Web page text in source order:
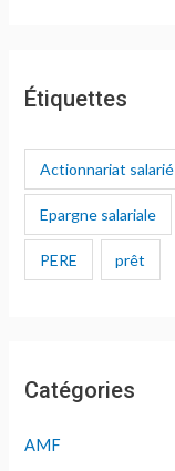
Étiquettes
Actionnariat salarié
Epargne salariale
PERE prêt
Catégories
AMF